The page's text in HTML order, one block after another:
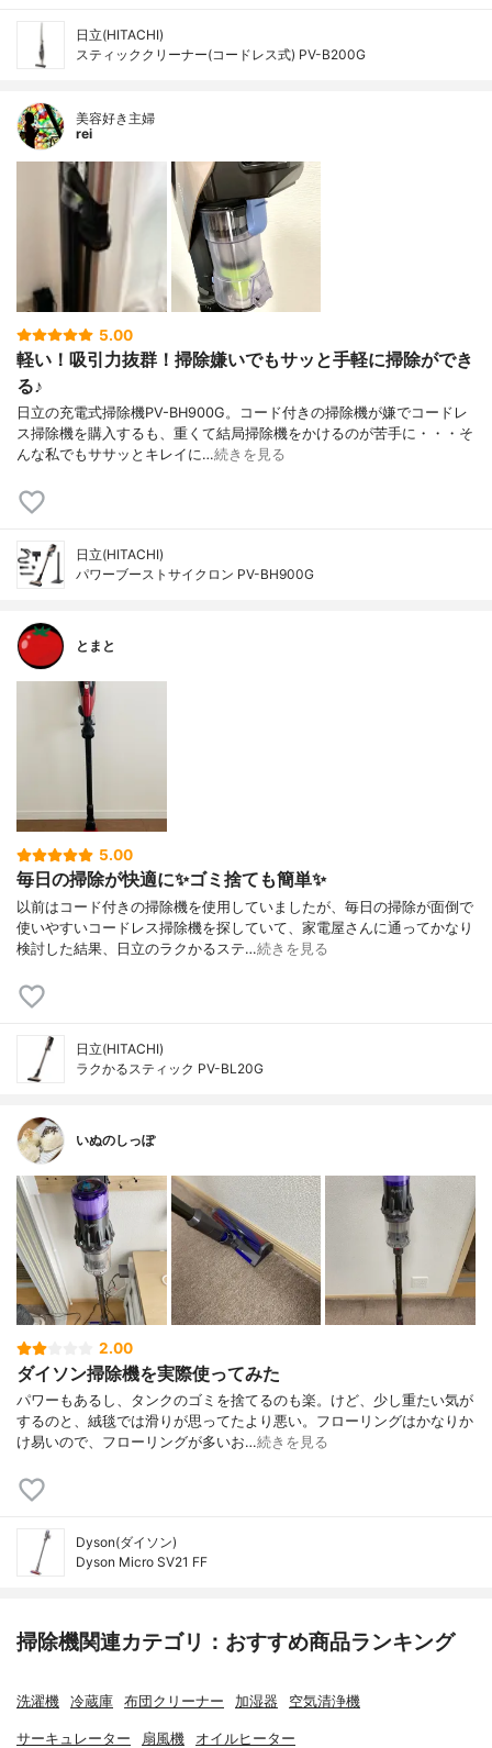
日立(HITACHI)
スティッククリーナー(コードレス式) PV-B200G
美容好き主婦
rei
5.00
軽い！吸引力抜群！掃除嫌いでもサッと手軽に掃除ができ
る♪
日立の充電式掃除機PV-BH900G。コード付きの掃除機が嫌でコードレ
ス掃除機を購入するも、重くて結局掃除機をかけるのが苦手に・・・そ
んな私でもササッとキレイに…続きを見る
日立(HITACHI)
パワーブーストサイクロン PV-BH900G
とまと
5.00
毎日の掃除が快適に✨ゴミ捨ても簡単✨
以前はコード付きの掃除機を使用していましたが、毎日の掃除が面倒で
使いやすいコードレス掃除機を探していて、家電屋さんに通ってかなり
検討した結果、日立のラクかるステ…続きを見る
日立(HITACHI)
ラクかるスティック PV-BL20G
いぬのしっぽ
2.00
ダイソン掃除機を実際使ってみた
パワーもあるし、タンクのゴミを捨てるのも楽。けど、少し重たい気が
するのと、絨毯では滑りが思ってたより悪い。フローリングはかなりか
け易いので、フローリングが多いお…続きを見る
Dyson(ダイソン)
Dyson Micro SV21 FF
掃除機関連カテゴリ：おすすめ商品ランキング
洗濯機 冷蔵庫 布団クリーナー 加湿器 空気清浄機
サーキュレーター 扇風機 オイルヒーター